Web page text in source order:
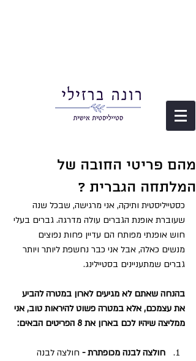
מהם פריטי החובה של
המלתחה הגברית ?
כסטייליסטית ותיקה, אני מרגישה, שבכל שנה
שעוברת אופנת הגברים עולה מדרגה. גברים בעלי
חוש אופנתי מפותח הם עדיין פחות נפוצים
מנשים כאלה, אבל אני כבר נחשפת ליותר ויותר
גברים שמתעניינים בסטיילינג.
בהנחה שאתם לא מגיעים לארון במטרה להביע
את עצמכם, אלא במטרה פשוט להיראות טוב, אני
ממליצה שיהיו לכם בארון את 8 הפריטים הבאים:
חולצה לבנה מכופתרת - חולצה לבנה